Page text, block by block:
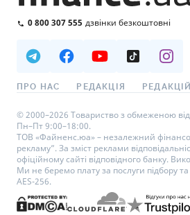
0 800 307 555 дзвінки безкоштовні
ПРО НАС РЕДАКЦІЯ
© 2000–2026 Товариство з обмеженою
Пн–Пт 9:00–18:00.
ТОВ «Файненс.юа» – незалежний
рекламу”. За зміст реклами
офіційному сайті відповідного банку.
Ми не беремо плату за послуги підбору
AES-256.